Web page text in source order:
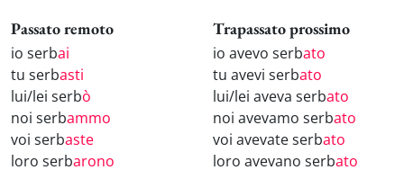
Passato remoto
io serbai
tu serbasti
lui/lei serbò
noi serbammo
voi serbaste
loro serbarono
Trapassato prossimo
io avevo serbato
tu avevi serbato
lui/lei aveva serbato
noi avevamo serbato
voi avevate serbato
loro avevano serbato